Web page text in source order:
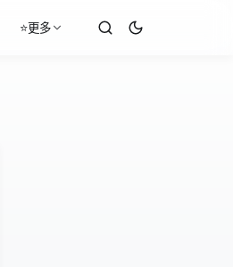
⭐更多